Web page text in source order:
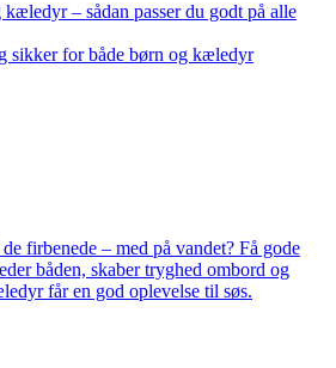
– sådan passer du godt på alle
sikker for både børn og kæledyr
firbenede – med på vandet? Få gode
båden, skaber tryghed ombord og
får en god oplevelse til søs.